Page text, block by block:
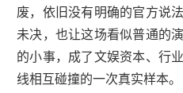
废，依旧没有明确的官方说
未决，也让这场看似普通的
的小事，成了文娱资本、行
线相互碰撞的一次真实样本。